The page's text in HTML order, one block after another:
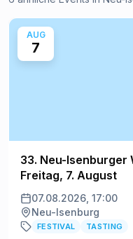
AUG
7
33. Neu-
Freitag, 7. August
07.08.2026, 17:00
Neu-Isenburg
FESTIVAL TASTING